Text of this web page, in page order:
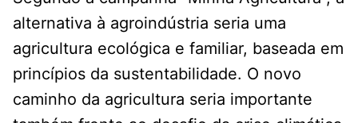
alternativa à agroindústria seria uma
agricultura ecológica e familiar, baseada em
princípios da sustentabilidade. O novo
caminho da agricultura seria importante